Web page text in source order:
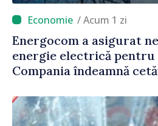
/ Acum 1 zi
Energocom a asigurat
energie electrică pentru
Compania îndeamnă